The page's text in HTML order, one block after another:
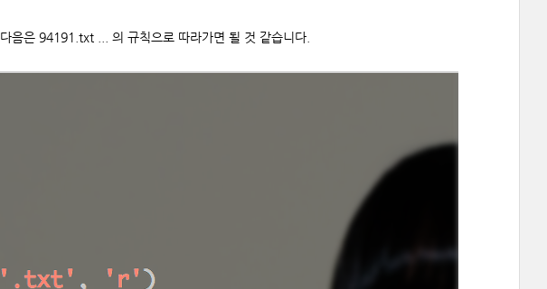
음은 94191.txt ... 의 규칙으로 따라가면 될 것 같습니다.